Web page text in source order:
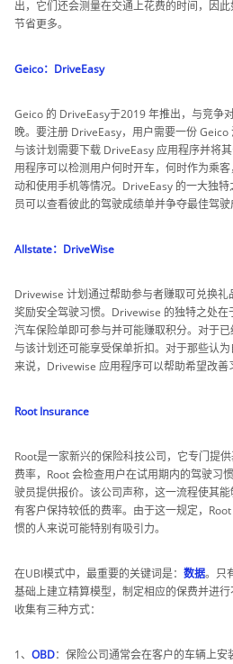
出，它们还会测量在交通上花费的时间，因
节省更多。
Geico：DriveEasy
Geico 的 DriveEasy于2019 年推出，与竞争
晚。要注册 DriveEasy，用户需要一份
与该计划需要下载 DriveEasy 应用程序并将
用程序可以检测用户何时开车，何时作为乘
动和使用手机等情况。DriveEasy 的一大独
员可以查看彼此的驾驶成绩单并争夺最佳驾驶
Allstate：DriveWise
Drivewise 计划通过帮助参与者赚取可兑换
奖励安全驾驶习惯。Drivewise 的独特之处
汽车保险单即可参与并可能赚取积分。对于
与该计划还可能享受保单折扣。对于那些认
来说，Drivewise 应用程序可以帮助希望改善
Root Insurance
Root是一家新兴的保险科技公司，它专门提
费率，Root 会检查用户在试用期内的驾驶习
驶员提供报价。该公司声称，这一流程使其
有客户保持较低的费率。由于这一规定，
惯的人来说可能特别有吸引力。
在UBI模式中，最重要的关键词是： 数据。只
基础上建立精算模型，制定相应的保费并进
收集有三种方式：
1、 OBD：保险公司通常会在客户的车辆上